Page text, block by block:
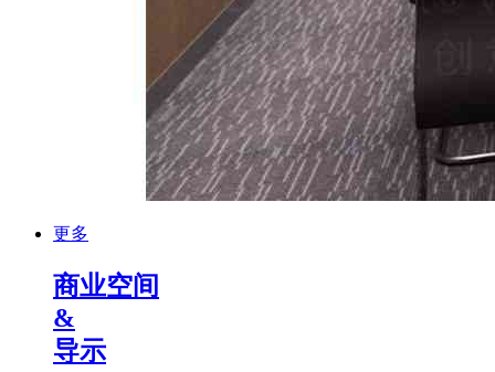
更多
商业空间
&
导示